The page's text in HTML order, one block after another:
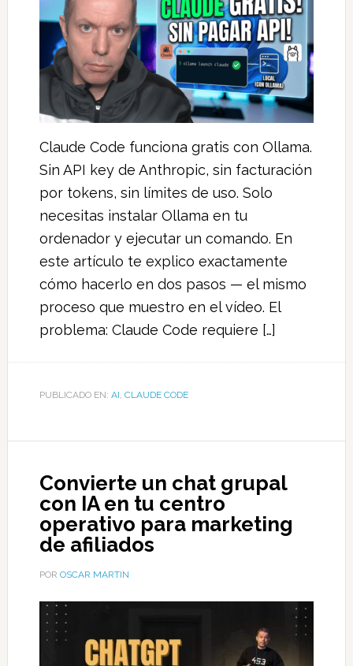
Claude Code funciona gratis con Ollama.
Sin API key de Anthropic, sin facturación
por tokens, sin límites de uso. Solo
necesitas instalar Ollama en tu
ordenador y ejecutar un comando. En
este artículo te explico exactamente
cómo hacerlo en dos pasos — el mismo
proceso que muestro en el vídeo. El
problema: Claude Code requiere […]
PUBLICADO EN: AI, CLAUDE CODE
Convierte un chat grupal
con IA en tu centro
operativo para marketing
de afiliados
POR OSCAR MARTIN